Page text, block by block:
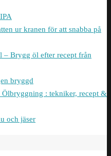
ur kranen för att snabba på
– Brygg öl efter recept från
bryggd
: tekniker, recept &
och jäser